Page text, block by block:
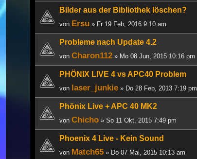
Bilder aus der Bibliothek löschen?
von Ersu » Fr 19 Feb, 2016 9:10 am
Probleme nach Update 4.2
von Charon112 » Mo 08 Jun, 2015 10:16 pm
PHÖNIX LIVE 4 vs APC40 Problem
von laser_junkie » Do 28 Feb, 2013 7:19 pm
Phönix Live + APC 40 MK2
von Chicho » So 11 Okt, 2015 7:49 pm
Phoenix 4 Live - Kein Sound
von Match65 » Do 07 Mai, 2015 10:13 am